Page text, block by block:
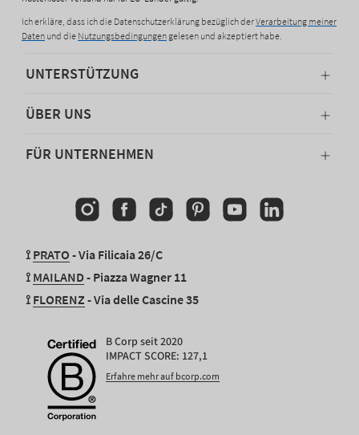
Ich erkläre, dass ich die Datenschutzerklärung bezüglich derVerarbeitung meiner
Daten und die Nutzungsbedingungen gelesen und akzeptiert habe.
UNTERSTÜTZUNG
ÜBER UNS
FÜR UNTERNEHMEN
InstagramFacebookTikTokPinterestYouTubeLinkedin
⟟ PRATO - Via Filicaia 26/C
⟟ MAILAND- Piazza Wagner 11
⟟ FLORENZ - Via delle Cascine 35
B Corp seit 2020
IMPACT SCORE: 127,1
Erfahre mehr auf bcorp.com